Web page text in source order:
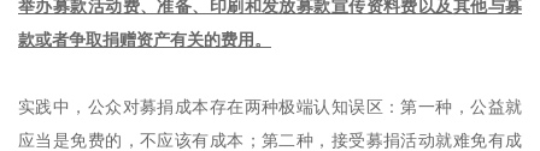
举办募款活动费、准备、印刷和发放募款宣传资料费以及其他与募
款或者争取捐赠资产有关的费用。
实践中，公众对募捐成本存在两种极端认知误区：第一种，公益就
应当是免费的，不应该有成本；第二种，接受募捐活动就难免有成